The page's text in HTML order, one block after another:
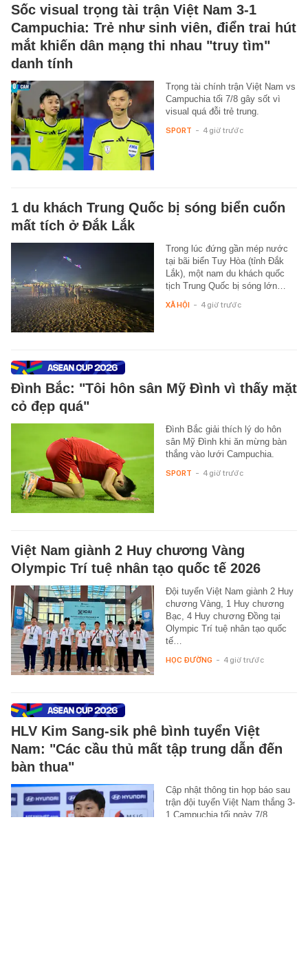
Sốc visual trọng tài trận Việt Nam 3-1
Campuchia: Trẻ như sinh viên, điển trai hút
mắt khiến dân mạng thi nhau "truy tìm"
danh tính
Trọng tài chính trận Việt Nam vs
Campuchia tối 7/8 gây sốt vì
visual quá đỗi trẻ trung.
SPORT - 4 giờ trước
1 du khách Trung Quốc bị sóng biển cuốn
mất tích ở Đắk Lắk
Trong lúc đứng gần mép nước
tại bãi biển Tuy Hòa (tỉnh Đắk
Lắk), một nam du khách quốc
tịch Trung Quốc bị sóng lớn…
XÃ HỘI - 4 giờ trước
Đình Bắc: "Tôi hôn sân Mỹ Đình vì thấy mặt
cỏ đẹp quá"
Đình Bắc giải thích lý do hôn
sân Mỹ Đình khi ăn mừng bàn
thắng vào lưới Campuchia.
SPORT - 4 giờ trước
Việt Nam giành 2 Huy chương Vàng
Olympic Trí tuệ nhân tạo quốc tế 2026
Đội tuyển Việt Nam giành 2 Huy
chương Vàng, 1 Huy chương
Bạc, 4 Huy chương Đồng tại
Olympic Trí tuệ nhân tạo quốc
tế…
HỌC ĐƯỜNG - 4 giờ trước
HLV Kim Sang-sik phê bình tuyển Việt
Nam: "Các cầu thủ mất tập trung dẫn đến
bàn thua"
Cập nhật thông tin họp báo sau
trận đội tuyển Việt Nam thắng 3-
1 Campuchia tối ngày 7/8.